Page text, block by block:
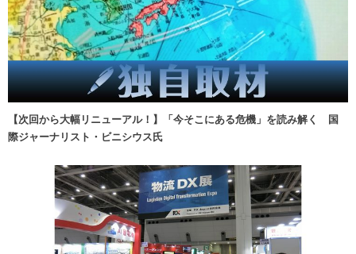
【次回から大幅リニューアル！】「今そこにある危機」を読み解く 国
際ジャーナリスト・ビニシウス氏